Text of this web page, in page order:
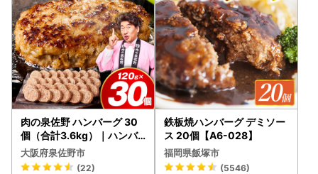
肉の泉佐野 ハンバーグ 30
個（合計3.6kg）｜ハンバ
ーグ 訳あり 黒毛和牛×なに
わポーク
大阪府泉佐野市
(22)
鉄板焼ハンバーグ デミソー
ス 20個【A6-028】
福岡県飯塚市
(5546)